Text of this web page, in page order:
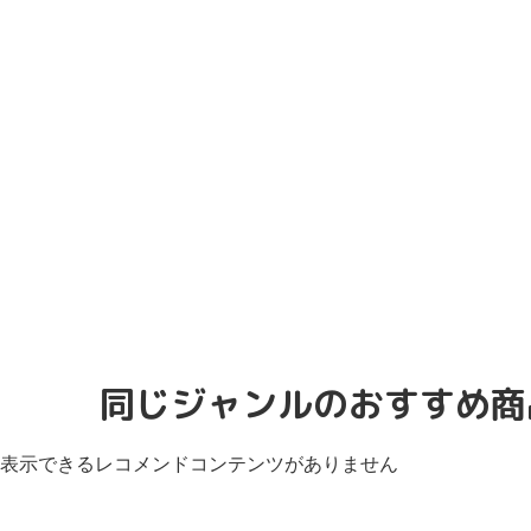
同じジャンルのおすすめ
表示できるレコメンドコンテンツがありません